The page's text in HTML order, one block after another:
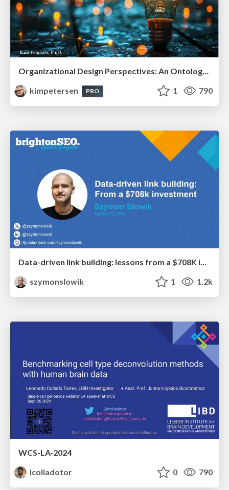
Organizational Design Perspectives: An Ontology of Organizational Design Elements
kimpetersen
PRO 1 790
Data-driven link building: lessons from a $708K investment (BrightonSEO talk)
szymonslowik
1 1.2k
WCS-LA-2024
lcolladotor
0 790